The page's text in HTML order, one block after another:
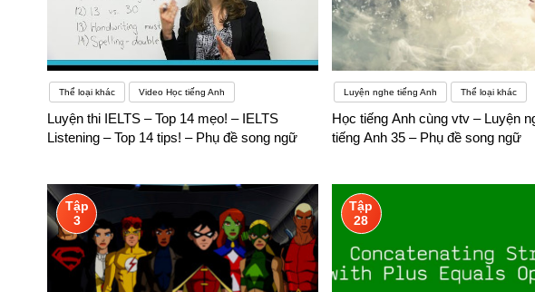
Thể loại khác Video Học tiếng Anh
Luyện thi IELTS – Top 14 mẹo! – IELTS
Listening – Top 14 tips! – Phụ đề song ngữ
Luyện nghe tiếng Anh Thể loại khác
Học tiếng Anh cùng vtv – Luyện
tiếng Anh 35 – Phụ đề song ngữ
Tập
3
Tập
28